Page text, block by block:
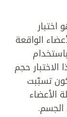
الواقعة
حجم
تسبّبت
الأعضاء